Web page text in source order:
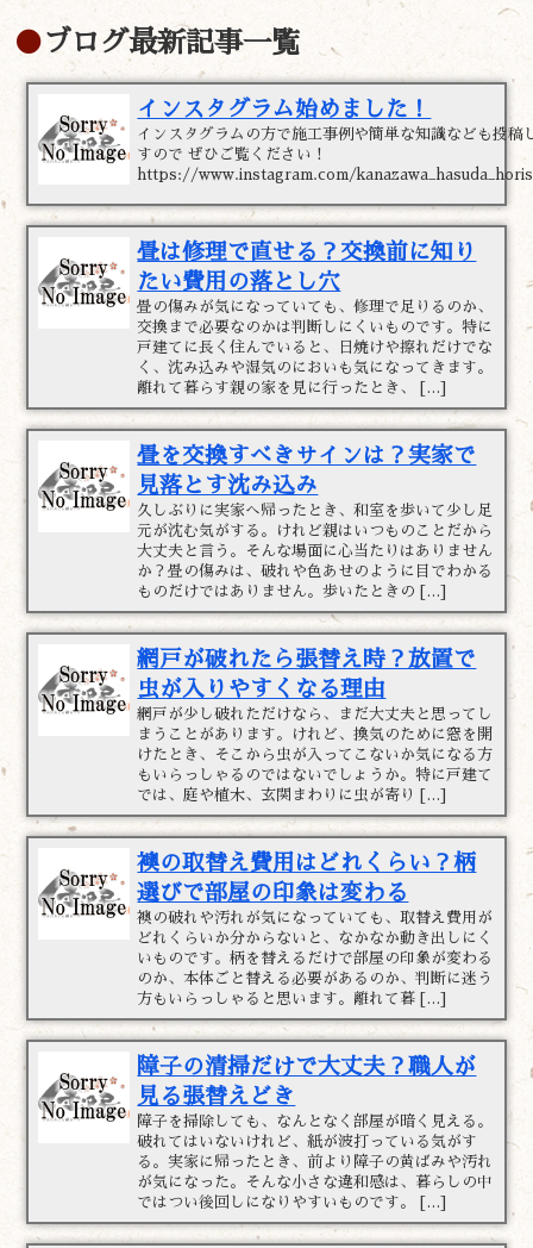
ブログ最新記事一覧
インスタグラム始めました！
インスタグラムの方で施工事例や簡単な知識なども投稿
すので ぜひご覧ください！
https://www.instagram.com/
畳は修理で直せる？交換前に知り
たい費用の落とし穴
畳の傷みが気になっていても、修理で足りるのか、
交換まで必要なのかは判断しにくいものです。特に
戸建てに長く住んでいると、日焼けや擦れだけでな
く、沈み込みや湿気のにおいも気になってきます。
離れて暮らす親の家を見に行ったとき、 […]
畳を交換すべきサインは？実家で
見落とす沈み込み
久しぶりに実家へ帰ったとき、和室を歩いて少し足
元が沈む気がする。けれど親はいつものことだから
大丈夫と言う。そんな場面に心当たりはありません
か？畳の傷みは、破れや色あせのように目でわかる
ものだけではありません。歩いたときの […]
網戸が破れたら張替え時？放置で
虫が入りやすくなる理由
網戸が少し破れただけなら、まだ大丈夫と思ってし
まうことがあります。けれど、換気のために窓を開
けたとき、そこから虫が入ってこないか気になる方
もいらっしゃるのではないでしょうか。特に戸建て
では、庭や植木、玄関まわりに虫が寄り […]
襖の取替え費用はどれくらい？柄
選びで部屋の印象は変わる
襖の破れや汚れが気になっていても、取替え費用が
どれくらいか分からないと、なかなか動き出しにく
いものです。柄を替えるだけで部屋の印象が変わる
のか、本体ごと替える必要があるのか、判断に迷う
方もいらっしゃると思います。離れて暮 […]
障子の清掃だけで大丈夫？職人が
見る張替えどき
障子を掃除しても、なんとなく部屋が暗く見える。
破れてはいないけれど、紙が波打っている気がす
る。実家に帰ったとき、前より障子の黄ばみや汚れ
が気になった。そんな小さな違和感は、暮らしの中
ではつい後回しになりやすいものです。 […]